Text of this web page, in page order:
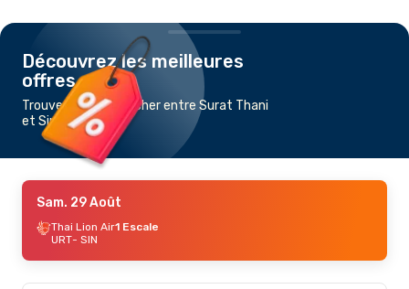
Découvrez les meilleures
offres
Trouvez un vol pas cher entre Surat Thani
et Singapour
Sam. 29 Août
Thai Lion Air1 Escale
URT- SIN